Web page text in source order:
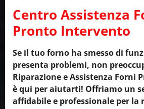
Centro Assistenza
Pronto Intervento
Se il tuo forno ha smesso di
presenta problemi, non
Riparazione e Assistenza Forni
è qui per aiutarti! Offriamo un
affidabile e professionale per la